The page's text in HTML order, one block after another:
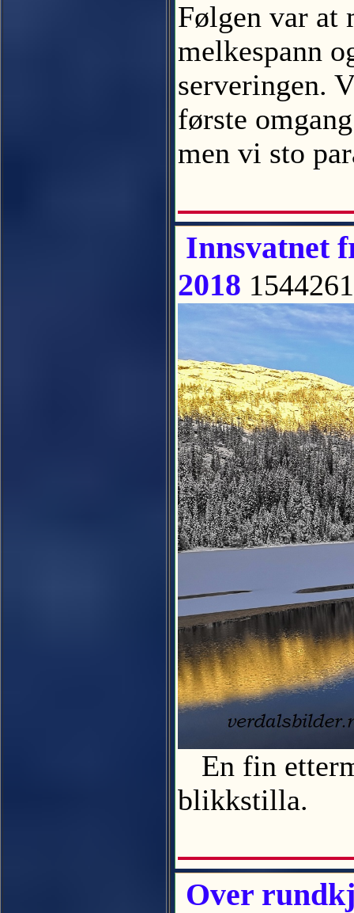
Følgen var at
melkespann
serveringen.
første
men vi sto
Innsvatnet
2018
En fin
blikkstilla.
Over